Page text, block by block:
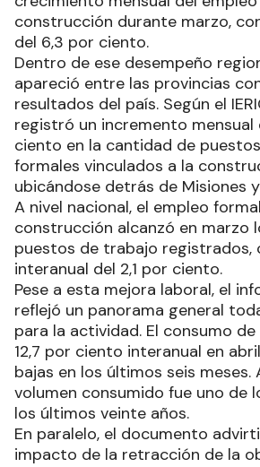
construcción durante marzo,
del 6,3 por ciento.
Dentro de ese desempeño
apareció entre las provincias
resultados del país. Según el
registró un incremento mensual
ciento en la cantidad de
formales vinculados a la
ubicándose detrás de Misiones
A nivel nacional, el empleo
construcción alcanzó en marzo
puestos de trabajo registrados,
interanual del 2,1 por ciento.
Pese a esta mejora laboral, el
reflejó un panorama general
para la actividad. El consumo
12,7 por ciento interanual en
bajas en los últimos seis meses.
volumen consumido fue uno de
los últimos veinte años.
En paralelo, el documento
impacto de la retracción de la